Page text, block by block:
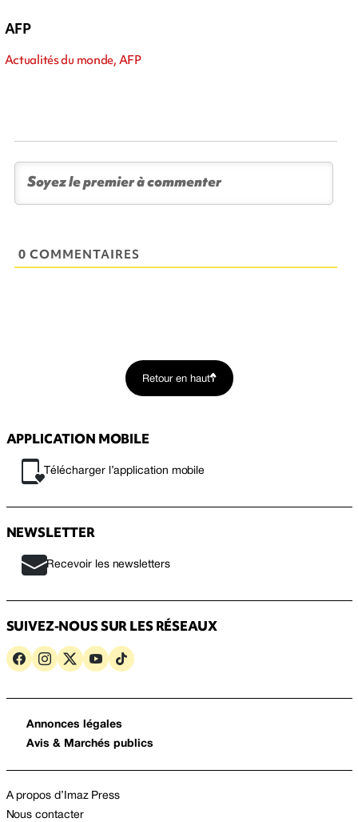
AFP
Actualités du monde, AFP
0 COMMENTAIRES
Retour en haut
APPLICATION MOBILE
Télécharger l’application mobile
NEWSLETTER
Recevoir les newsletters
SUIVEZ-NOUS SUR LES RÉSEAUX
Annonces légales
Avis & Marchés publics
A propos d’Imaz Press
Nous contacter